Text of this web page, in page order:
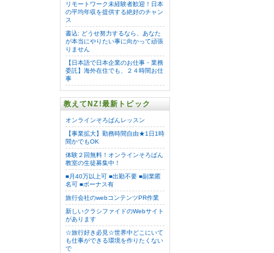
リモートワーク未経験者歓迎！日本
の平均年収を提供する絶好のチャン
ス
書込: どうせ努力するなら、あなた
が本当にやりたい事に向かって頑張
りません
【日本語で日本企業のお仕事・業務
委託】海外在住でも、２４時間お仕
事
教えてNZ!最新トピック
オンラインそろばんレッスン
【事業拡大】勤務時間自由★1日1時
間かでもOK
体験２回無料！オンラインそろばん
教室の生徒募集中！
■月40万以上可 ■出勤不要 ■副業匿
名可 ■ボーナス有
旅行会社のwebコンテンツPR作業
新しいクラシファイドのWebサイト
があります
☆旅行好き必見☆世界中どこにいて
も仕事ができる環境を作りたくない
で